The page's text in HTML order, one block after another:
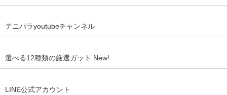
テニパラyoutubeチャンネル
選べる12種類の厳選ガット New!
LINE公式アカウント